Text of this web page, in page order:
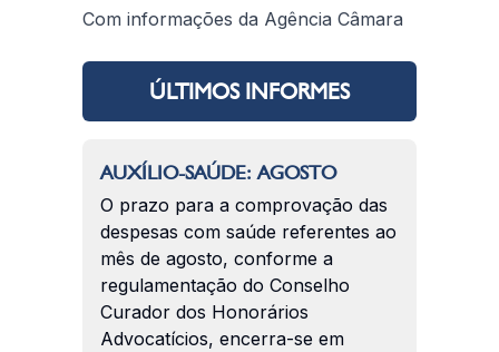
Com informações da Agência Câmara
ÚLTIMOS INFORMES
AUXÍLIO-SAÚDE: AGOSTO
O prazo para a comprovação das
despesas com saúde referentes ao
mês de agosto, conforme a
regulamentação do Conselho
Curador dos Honorários
Advocatícios, encerra-se em